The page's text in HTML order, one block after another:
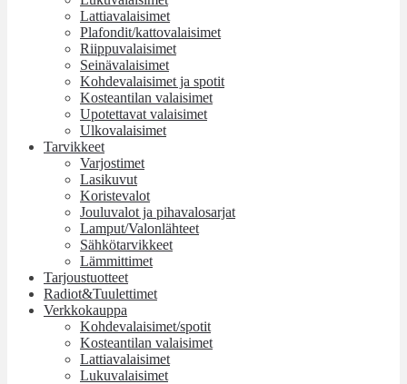
Lattiavalaisimet
Plafondit/kattovalaisimet
Riippuvalaisimet
Seinävalaisimet
Kohdevalaisimet ja spotit
Kosteantilan valaisimet
Upotettavat valaisimet
Ulkovalaisimet
Tarvikkeet
Varjostimet
Lasikuvut
Koristevalot
Jouluvalot ja pihavalosarjat
Lamput/Valonlähteet
Sähkötarvikkeet
Lämmittimet
Tarjoustuotteet
Radiot&Tuulettimet
Verkkokauppa
Kohdevalaisimet/spotit
Kosteantilan valaisimet
Lattiavalaisimet
Lukuvalaisimet